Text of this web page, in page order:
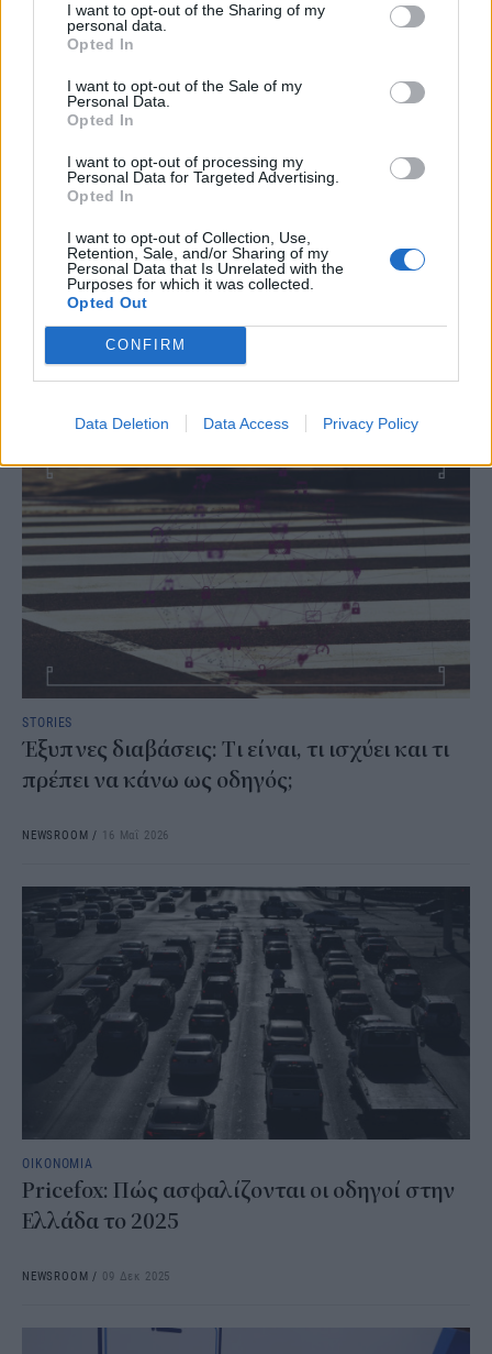
I want to opt-out of the Sharing of my
personal data.
Opted In
I want to opt-out of the Sale of my
Personal Data.
Opted In
I want to opt-out of processing my
Personal Data for Targeted Advertising.
Opted In
I want to opt-out of Collection, Use,
Retention, Sale, and/or Sharing of my
Personal Data that Is Unrelated with the
Purposes for which it was collected.
Opted Out
CONFIRM
Data Deletion Data Access Privacy Policy
ΤΕΧΝΟΛΟΓΙΑ
"Τεχνητή Νοημοσύνη για όλους": Πρακτικός
οδηγός για την καθημερινότητα, την εργασία
και τη μάθηση
STORIES
Έξυπνες διαβάσεις: Tι είναι, τι ισχύει και τι
πρέπει να κάνω ως οδηγός;
NEWSROOM / 16 Μαΐ 2026
ΟΙΚΟΝΟΜΙΑ
Pricefox: Πώς ασφαλίζονται οι οδηγοί στην
Ελλάδα το 2025
NEWSROOM / 09 Δεκ 2025